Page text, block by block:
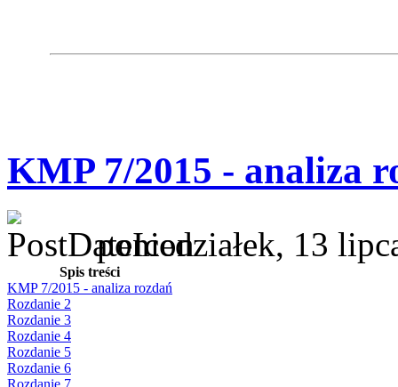
KMP 7/2015 - analiza
poniedziałek, 13
Spis treści
KMP 7/2015 - analiza rozdań
Rozdanie 2
Rozdanie 3
Rozdanie 4
Rozdanie 5
Rozdanie 6
Rozdanie 7